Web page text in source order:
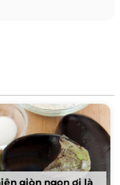
giòn ngon ơi là